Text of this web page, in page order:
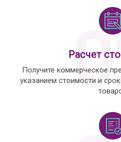
Расчет
Получите коммерческое
указанием стоимости и